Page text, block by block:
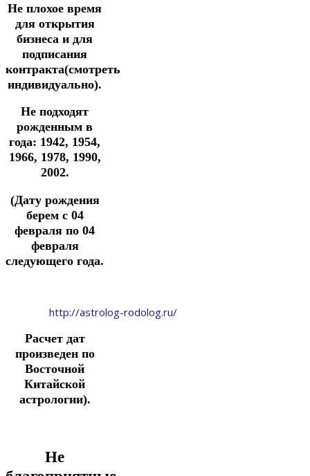
Не плохое время
для открытия
бизнеса и для
подписания
контракта(смотреть
индивидуально).
Не подходят
рожденным в
года: 1942, 1954,
1966, 1978, 1990,
2002.
(Дату рождения
берем с 04
февраля по 04
февраля
следующего года.
http://astrolog-rodolog.ru/
Расчет дат
произведен по
Восточной
Китайской
астрологии).
Не